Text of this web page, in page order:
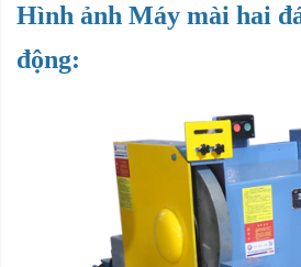
Hình ảnh Máy mài hai
động: